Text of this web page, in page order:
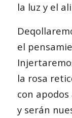
la luz y el
el
la rosa
con
y serán